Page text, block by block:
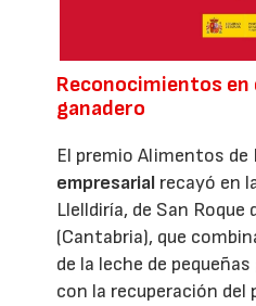
Reconocimientos
ganadero
El premio Alimentos de
empresarial recayó en
Llelldiría, de San Roque
(Cantabria), que
de la leche de
con la recuperación del